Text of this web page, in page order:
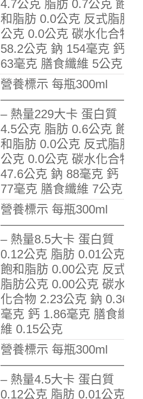
4.7公克 脂肪 0.7公克 飽
和脂肪 0.0公克 反式脂肪
公克 0.0公克 碳水化合物
58.2公克 鈉 154毫克 鈣
63毫克 膳食纖維 5公克
營養標示 每瓶300ml
———————————
– 熱量229大卡 蛋白質
4.5公克 脂肪 0.6公克 飽
和脂肪 0.0公克 反式脂肪
公克 0.0公克 碳水化合物
47.6公克 鈉 88毫克 鈣
77毫克 膳食纖維 7公克
營養標示 每瓶300ml
———————————
– 熱量8.5大卡 蛋白質
0.12公克 脂肪 0.01公克
飽和脂肪 0.00公克 反式
脂肪公克 0.00公克 碳水
化合物 2.23公克 鈉 0.36
毫克 鈣 1.86毫克 膳食纖
維 0.15公克
營養標示 每瓶300ml
———————————
– 熱量4.5大卡 蛋白質
0.12公克 脂肪 0.01公克